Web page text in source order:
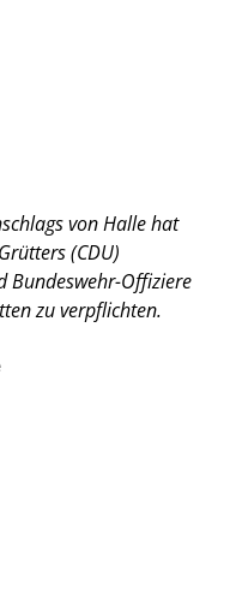
von Halle hat
(CDU)
Bundeswehr-Offiziere
zu verpflichten.